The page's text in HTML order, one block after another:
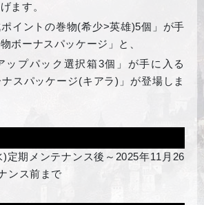
ます。
ポイントの巻物(希少>英雄)5個」が手
ボーナスパッケージ」と、
ップパック選択箱3個」が手に入る
ナスパッケージ(キアラ)」が登場しま
)定期メンテナンス後～2025年11月26
ンス前まで